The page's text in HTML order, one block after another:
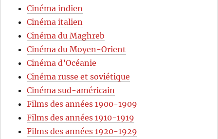
Cinéma indien
Cinéma italien
Cinéma du Maghreb
Cinéma du Moyen-Orient
Cinéma d’Océanie
Cinéma russe et soviétique
Cinéma sud-américain
Films des années 1900-1909
Films des années 1910-1919
Films des années 1920-1929